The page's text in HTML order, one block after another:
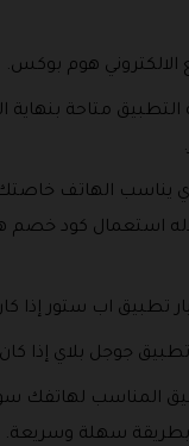
الالكتروني هوم بوكس.
متاحة بنهاية
يناسب الهاتف
استعمال كود خصم
تطبيق اب ستور إذا
جوجل بلاي إذا
المناسب لهاتفك
بطريقة سهلة وسريعة.